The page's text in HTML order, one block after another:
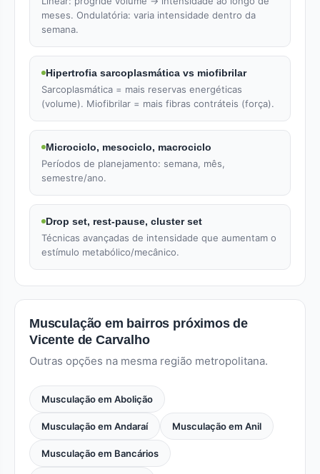
meses. Ondulatória: varia intensidade dentro da
semana.
Hipertrofia sarcoplasmática vs miofibrilar
Sarcoplasmática = mais reservas energéticas
(volume). Miofibrilar = mais fibras contráteis (força).
Microciclo, mesociclo, macrociclo
Períodos de planejamento: semana, mês,
semestre/ano.
Drop set, rest-pause, cluster set
Técnicas avançadas de intensidade que aumentam o
estímulo metabólico/mecânico.
Musculação em bairros próximos de
Vicente de Carvalho
Outras opções na mesma região metropolitana.
Musculação em Abolição
Musculação em Andaraí Musculação em Anil
Musculação em Bancários